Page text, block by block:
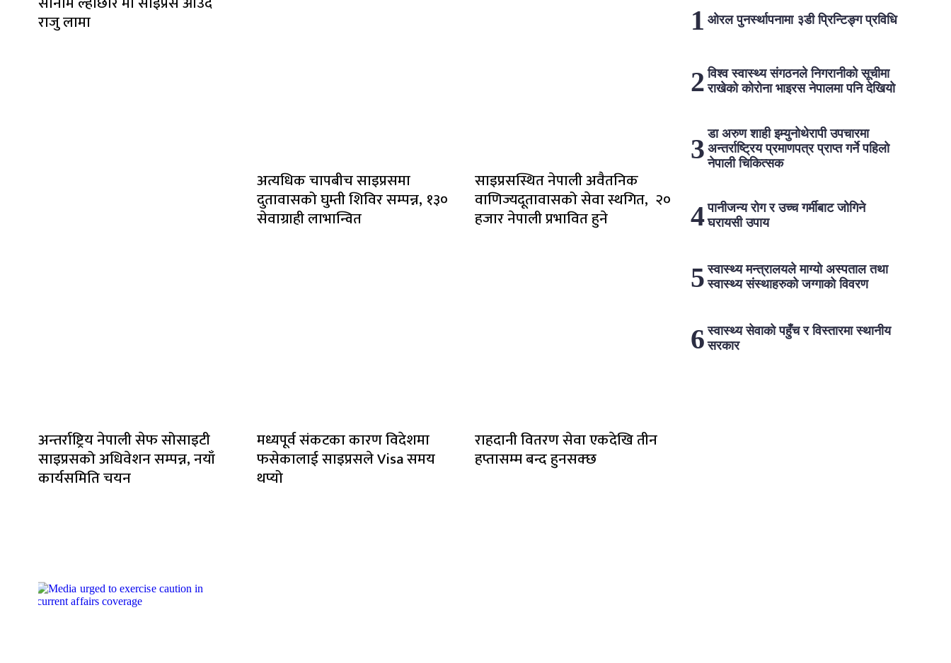
राजु लामा
अत्यधिक चापबीच साइप्रसमा
दुतावासको घुम्ती शिविर सम्पन्न, १३०
सेवाग्राही लाभान्वित
साइप्रसस्थित नेपाली अवैतनिक
वाणिज्यदूतावासको सेवा स्थगित, २०
हजार नेपाली प्रभावित हुने
अन्तर्राष्ट्रिय नेपाली सेफ सोसाइटी
साइप्रसको अधिवेशन सम्पन्न, नयाँ
कार्यसमिति चयन
मध्यपूर्व संकटका कारण विदेशमा
फसेकालाई साइप्रसले Visa समय
थप्यो
राहदानी वितरण सेवा एकदेखि तीन
हप्तासम्म बन्द हुनसक्छ
ओरल पुनर्स्थापनामा ३डी प्रिन्टिङ्ग प्रविधि
विश्व स्वास्थ्य संगठनले निगरानीको सूचीमा
राखेको कोरोना भाइरस नेपालमा पनि देखियो
डा अरुण शाही इम्युनोथेरापी उपचारमा
अन्तर्राष्ट्रिय प्रमाणपत्र प्राप्त गर्ने पहिलो
नेपाली चिकित्सक
पानीजन्य रोग र उच्च गर्मीबाट जोगिने
घरायसी उपाय
स्वास्थ्य मन्त्रालयले माग्यो अस्पताल तथा
स्वास्थ्य संस्थाहरुको जग्गाको विवरण
स्वास्थ्य सेवाको पहुँच र विस्तारमा स्थानीय
सरकार